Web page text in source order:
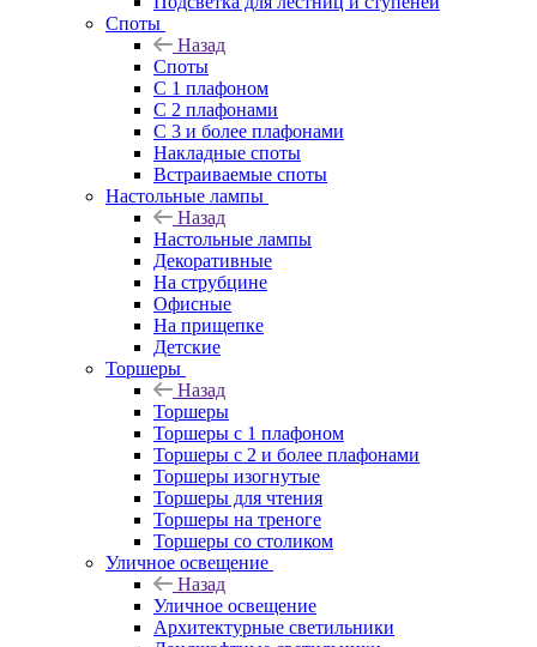
Споты
Назад
Споты
С 1 плафоном
С 2 плафонами
С 3 и более плафонами
Накладные споты
Встраиваемые споты
Настольные лампы
Назад
Настольные лампы
Декоративные
На струбцине
Офисные
На прищепке
Детские
Торшеры
Назад
Торшеры
Торшеры с 1 плафоном
Торшеры с 2 и более плафонами
Торшеры изогнутые
Торшеры для чтения
Торшеры на треноге
Торшеры со столиком
Уличное освещение
Назад
Уличное освещение
Архитектурные светильники